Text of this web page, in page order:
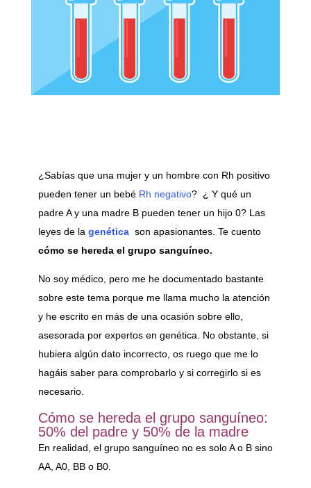
¿Sabías que una mujer y un hombre con Rh positivo
pueden tener un bebé Rh negativo? ¿ Y qué un
padre A y una madre B pueden tener un hijo 0? Las
leyes de la genéticason apasionantes. Te cuento
cómo se hereda el grupo sanguíneo.
No soy médico, pero me he documentado bastante
sobre este tema porque me llama mucho la atención
y he escrito en más de una ocasión sobre ello,
asesorada por expertos en genética. No obstante, si
hubiera algún dato incorrecto, os ruego que me lo
hagáis saber para comprobarlo y si corregirlo si es
necesario.
Cómo se hereda el grupo sanguíneo:
50% del padre y 50% de la madre
En realidad, el grupo sanguíneo no es solo A o B sino
AA, A0, BB o B0.